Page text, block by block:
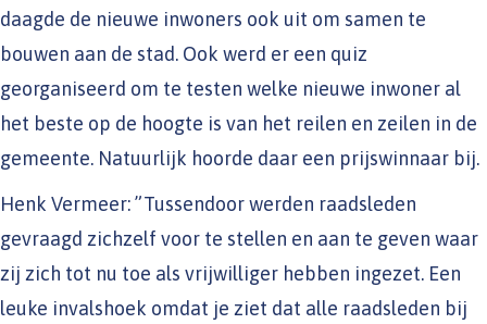
daagde de nieuwe inwoners ook uit om samen te
bouwen aan de stad. Ook werd er een quiz
georganiseerd om te testen welke nieuwe inwoner al
het beste op de hoogte is van het reilen en zeilen in de
gemeente. Natuurlijk hoorde daar een prijswinnaar bij.
Henk Vermeer: ”Tussendoor werden raadsleden
gevraagd zichzelf voor te stellen en aan te geven waar
zij zich tot nu toe als vrijwilliger hebben ingezet. Een
leuke invalshoek omdat je ziet dat alle raadsleden bij